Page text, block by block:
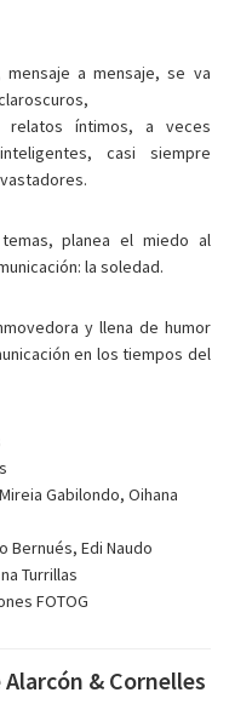
a mensaje, se va
relatos íntimos, a veces
casi siempre
planea el miedo al
la soledad.
y llena de humor
en los tiempos del
Gabilondo, Oihana
Bernués, Edi Naudo
Turrillas
FOTOG
& Cornelles